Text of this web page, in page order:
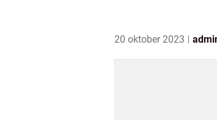
20 oktober 2023